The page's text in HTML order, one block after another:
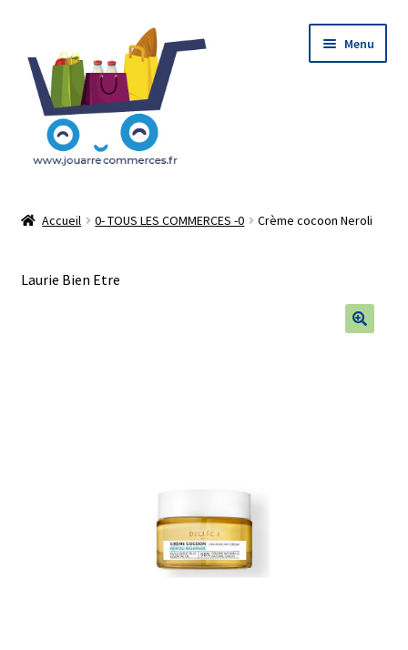
navigation
au
contenu
Menu
Accueil 0- TOUS LES COMMERCES -0 Crème cocoon Neroli
Laurie Bien Etre